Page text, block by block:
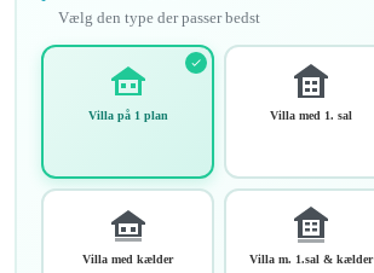
Vælg den type der passer bedst
Villa på 1 plan Villa med 1. sal
Villa med kælder Villa m. 1.sal & kælder